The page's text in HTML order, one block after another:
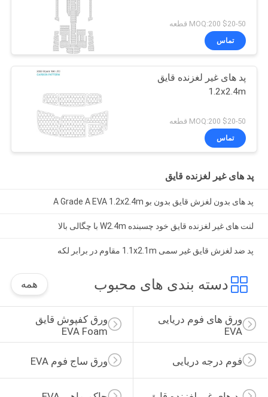
$20-50 MOQ:200 قطعه
تماس
پد های غیر لغزنده قایق
1.2x2.4m
$20-50 MOQ:200 قطعه
تماس
پد های غیر لغزنده قایق
پد های بدون لغزش قایق بدون بو A Grade A EVA 1.2x2.4m
لنت های غیر لغزنده قایق خود چسبنده W2.4m با چگالی بالا
پد ضد لغزش قایق غیر سمی 1.1x2.1m مقاوم در برابر لکه
دسته بندی های محبوب همه
ورق کفپوش قایق
EVA Foam
ورق های فوم دریایی
EVA
ورق ساج فوم EVA فوم درجه دریایی